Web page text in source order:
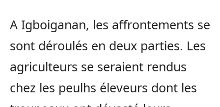
A Igboiganan, les affrontements se
sont déroulés en deux parties. Les
agriculteurs se seraient rendus
chez les peulhs éleveurs dont les